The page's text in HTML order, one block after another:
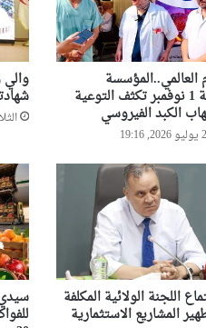
والي
دوران
العالمي..المؤسسة
الاستشفائية 1 نوفمبر تكثف التوعية
الكبد الفيروسي الثلاثاء,
اللجنة الولائية المكلفة
المشاريع الاستثمارية